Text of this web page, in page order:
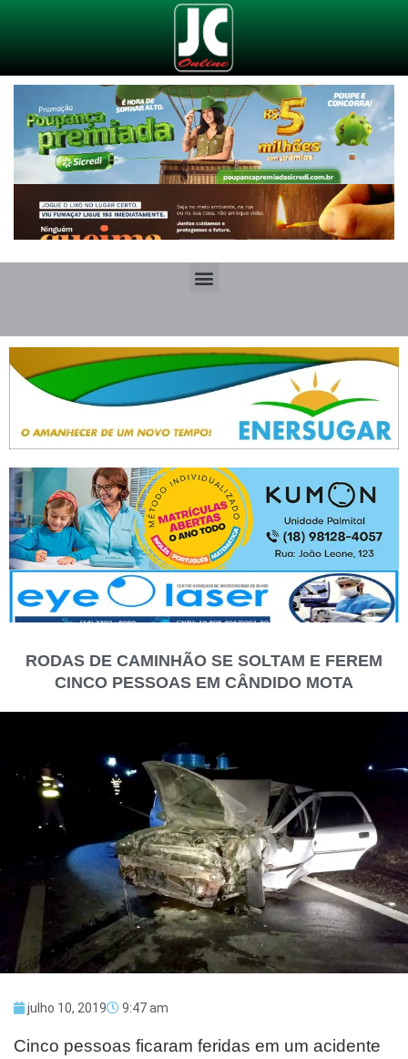
RODAS DE CAMINHÃO SE SOLTAM E FEREM
CINCO PESSOAS EM CÂNDIDO MOTA
julho 10, 2019 9:47 am
Cinco pessoas ficaram feridas em um acidente